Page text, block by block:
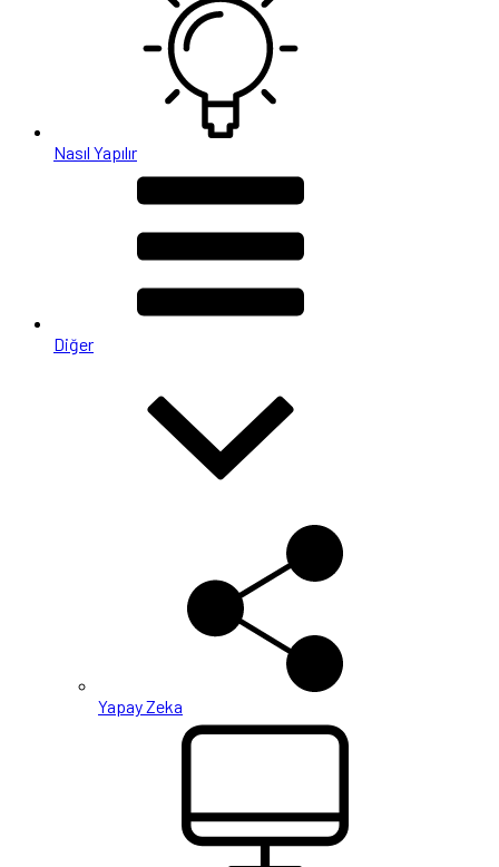
Nasıl Yapılır
Diğer
Yapay Zeka